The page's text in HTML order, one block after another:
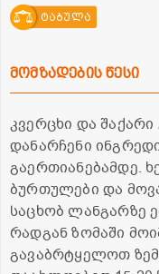
ტაბულა
მომზადების წესი
კვერცხი და
დანარჩენი
გაერთიანებამდე.
ბურთულები და
საცხობ ლანგარზე
რადგან ზომაში
გავაბრტყელოთ